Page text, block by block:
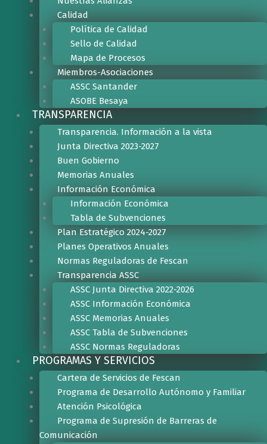
Calidad
Política de Calidad
Sello de Calidad
Mapa de Procesos
Miembros-Asociaciones
ASSC Santander
ASOBE Besaya
TRANSPARENCIA
Transparencia. Información a la vista
Junta Directiva 2023-2027
Buen Gobierno
Memorias Anuales
Información Económica
Información Económica
Tabla de Subvenciones
Plan Estratégico 2024-2027
Planes Operativos Anuales
Normas Reguladoras de Fescan
Transparencia ASSC
ASSC Junta Directiva 2022-2026
ASSC Información Económica
ASSC Memorias Anuales
ASSC Tabla de Subvenciones
ASSC Normas Reguladoras
PROGRAMAS Y SERVICIOS
Cartera de Servicios de Fescan
Programa de Desarrollo Autónomo y Familiar
Atención Psicológica
Programa de Supresión de Barreras de
Comunicación